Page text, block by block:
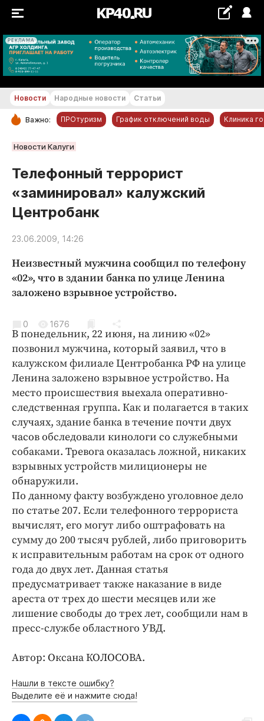
РЕКЛАМА
+16...+17 °С
РУБРИКИ
Обнинск
Новости компаний
Статьи
Народные новости
Авто и транспорт
Культура
Образование
Общество
Погода
Праздники
Происшествия
Спорт
Экономика и бизнес
ПРОЕКТЫ
Блоги
Издания
Медиаперсона
Интересное чтиво
Клиника года
Бренд года
Работодатель года
Новости Народные новости Статьи
Важно: ПРОтуризм График отключений воды Клиника
Новости Калуги
Телефонный террорист
«заминировал» калужский
Центробанк
23.06.2009, 14:26
Неизвестный мужчина сообщил по телефону
«02», что в здании банка по улице Ленина
заложено взрывное устройство.
0 1676
В понедельник, 22 июня, на линию «02»
позвонил мужчина, который заявил, что в
калужском филиале Центробанка РФ на улице
Ленина заложено взрывное устройство. На
место происшествия выехала оперативно-
следственная группа. Как и полагается в таких
случаях, здание банка в течение почти двух
часов обследовали кинологи со служебными
собаками. Тревога оказалась ложной, никаких
взрывных устройств милиционеры не
обнаружили.
По данному факту возбуждено уголовное дело
по статье 207. Если телефонного террориста
вычислят, его могут либо оштрафовать на
сумму до 200 тысяч рублей, либо приговорить
к исправительным работам на срок от одного
года до двух лет. Данная статья
предусматривает также наказание в виде
ареста от трех до шести месяцев или же
лишение свободы до трех лет, сообщили нам в
пресс-службе областного УВД.
Автор: Оксана КОЛОСОВА.
Нашли в тексте ошибку?
Выделите её и нажмите сюда!